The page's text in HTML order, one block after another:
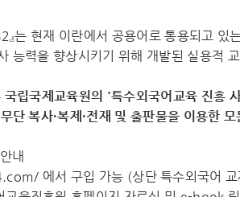
』는 현재 이란에서 공용어로 통용되고
능력을 향상시키기 위해 개발된 실용적
립국제교육원의 '특수외국어교육 진흥
단 복사·복제·전재 및 출판물을 이용한
내
에서 구입 가능 (상단 특수외국어 교